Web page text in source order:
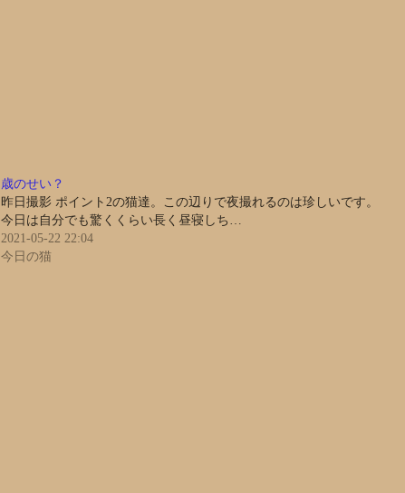
歳のせい？
昨日撮影 ポイント2の猫達。この辺りで夜撮れるのは珍しいです。
今日は自分でも驚くくらい長く昼寝しち…
2021-05-22 22:04
今日の猫